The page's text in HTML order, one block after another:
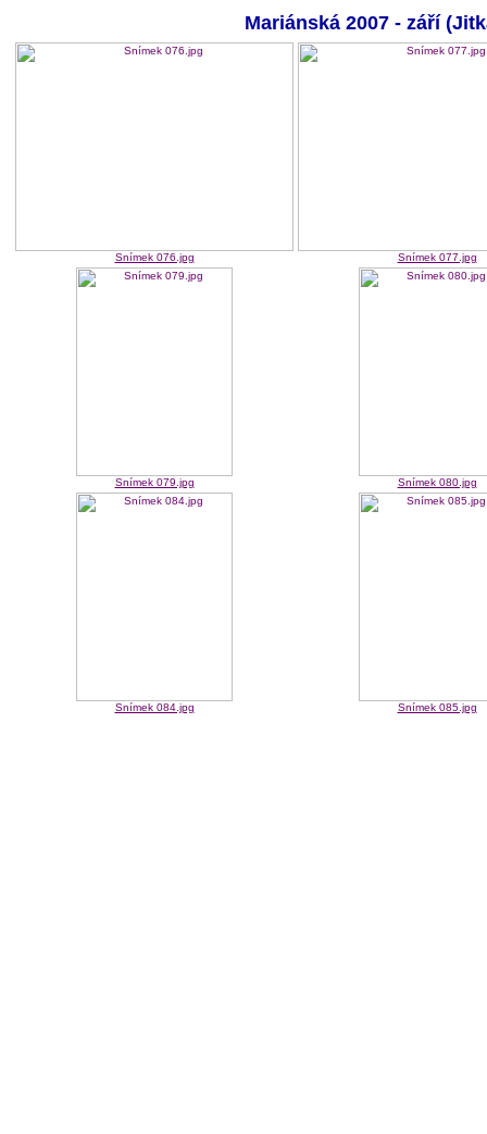
Mariánská 2007 - září
Snímek 076.jpg Snímek 077.jpg
Snímek 079.jpg Snímek 080.jpg
Snímek 084.jpg Snímek 085.jpg